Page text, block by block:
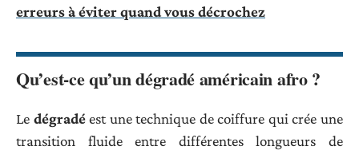
erreurs à éviter quand vous décrochez
Qu’est-ce qu’un dégradé américain afro ?
Le dégradéest une technique de coiffure qui crée une
transition fluide entre différentes longueurs de